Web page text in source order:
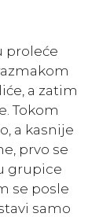
proleće
a zatim
Tokom
a kasnije
prvo se
grupice
se posle
samo